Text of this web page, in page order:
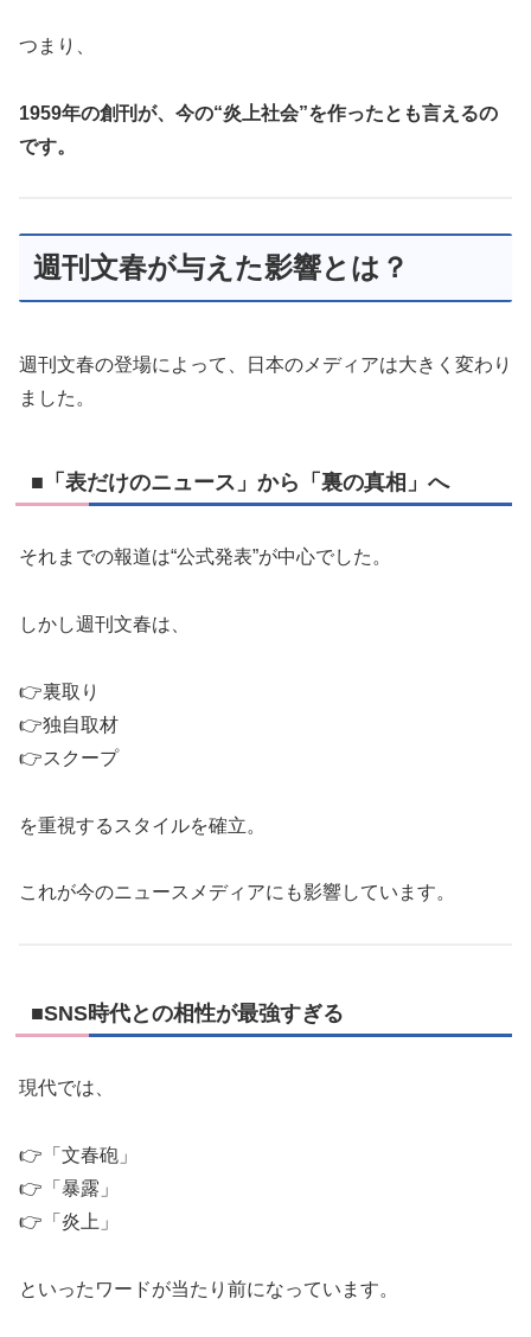
つまり、
1959年の創刊が、今の“炎上社会”を作ったとも言えるの
です。
週刊文春が与えた影響とは？
週刊文春の登場によって、日本のメディアは大きく変わり
ました。
■「表だけのニュース」から「裏の真相」へ
それまでの報道は“公式発表”が中心でした。
しかし週刊文春は、
👉裏取り
👉独自取材
👉スクープ
を重視するスタイルを確立。
これが今のニュースメディアにも影響しています。
■SNS時代との相性が最強すぎる
現代では、
👉「文春砲」
👉「暴露」
👉「炎上」
といったワードが当たり前になっています。